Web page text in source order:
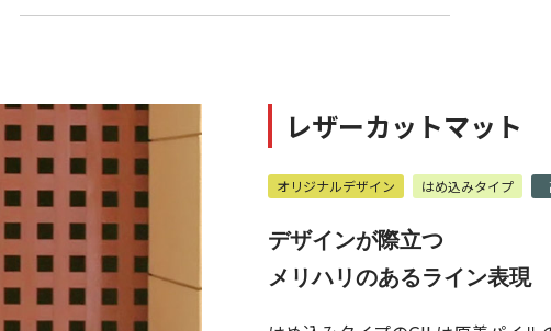
レザーカットマット
オリジナルデザイン はめ込みタイプ
デザインが際立つ
メリハリのあるライン表現